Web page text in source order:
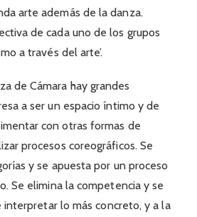
arte además de la danza.
de cada uno de los grupos
a través del arte’.
de Cámara hay grandes
a ser un espacio íntimo y de
con otras formas de
procesos coreográficos. Se
y se apuesta por un proceso
Se elimina la competencia y se
interpretar lo más concreto, y a la